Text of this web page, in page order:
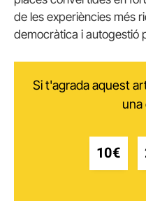
de les experiències més
democràtica i autogestió
Si t'agrada aquest
una
10€